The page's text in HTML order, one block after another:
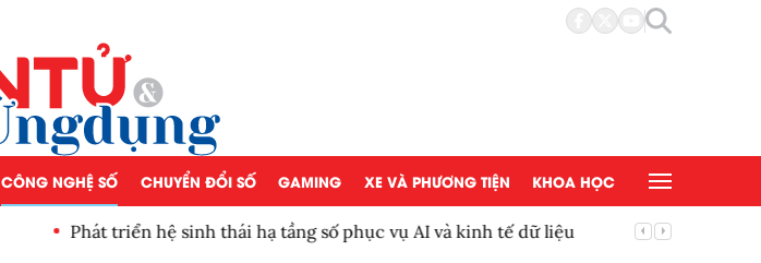
CÔNG NGHỆ SỐ CHUYỂN ĐỔI SỐ GAMING XE VÀ PHƯƠNG TIỆN KHOA HỌC
Phát triển hệ sinh thái hạ tầng số phục vụ AI và kinh tế dữ liệu